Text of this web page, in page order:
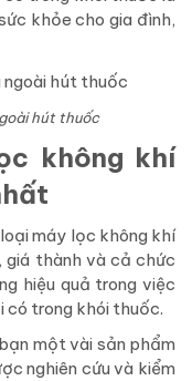
khỏe cho gia đình,
hút thuốc
không khí
máy lọc không khí
giá thành và cả chức
hiệu quả trong việc
có trong khói thuốc.
một vài sản phẩm
nghiên cứu và kiểm